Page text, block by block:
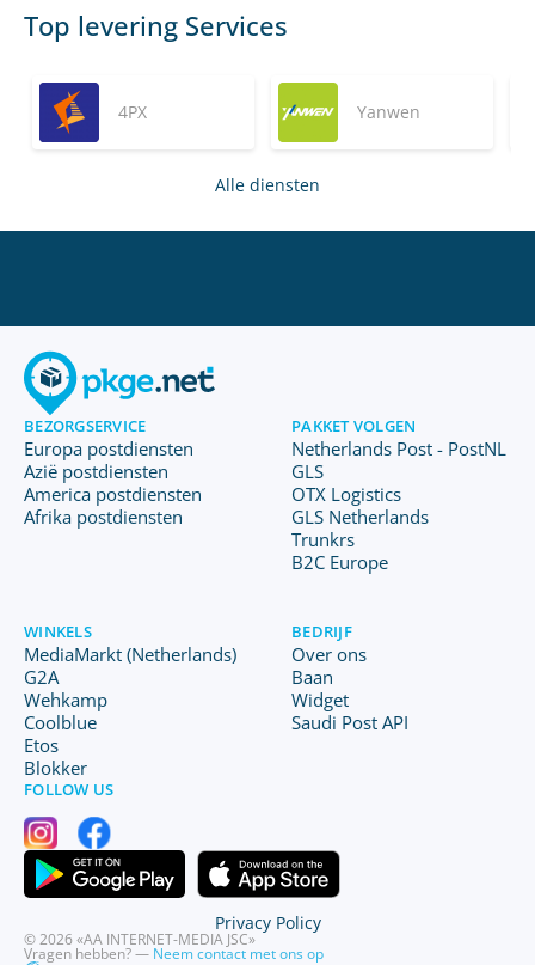
Top levering Services
4PX Yanwen
Alle diensten
BEZORGSERVICE
Europa postdiensten
Azië postdiensten
America postdiensten
Afrika postdiensten
PAKKET VOLGEN
Netherlands Post - PostNL
GLS
OTX Logistics
GLS Netherlands
Trunkrs
B2C Europe
WINKELS
MediaMarkt (Netherlands)
G2A
Wehkamp
Coolblue
Etos
Blokker
BEDRIJF
Over ons
Baan
Widget
Saudi Post API
FOLLOW US
© 2026 «AA INTERNET-MEDIA JSC»
Vragen hebben? — Neem contact met ons op
Privacy Policy